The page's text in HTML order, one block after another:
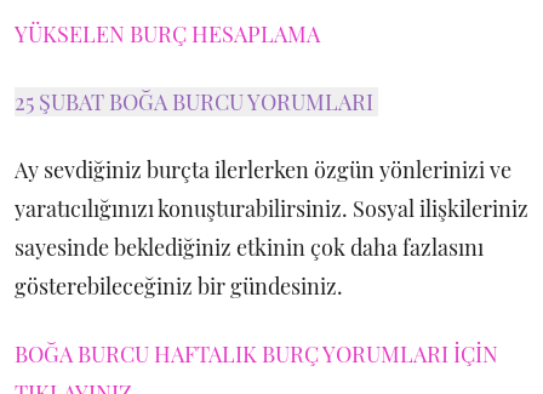
YÜKSELEN BURÇ HESAPLAMA
25 ŞUBAT BOĞA BURCU YORUMLARI
Ay sevdiğiniz burçta ilerlerken özgün yönlerinizi ve
yaratıcılığınızı konuşturabilirsiniz. Sosyal ilişkileriniz
sayesinde beklediğiniz etkinin çok daha fazlasını
gösterebileceğiniz bir gündesiniz.
BOĞA BURCU HAFTALIK BURÇ YORUMLARI İÇİN